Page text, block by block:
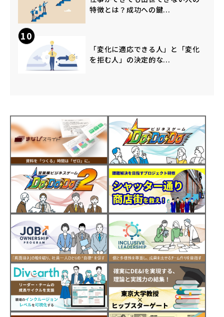
特徴とは？成功への鍵...
10
「変化に適応できる人」と「変化
を拒む人」の決定的な...